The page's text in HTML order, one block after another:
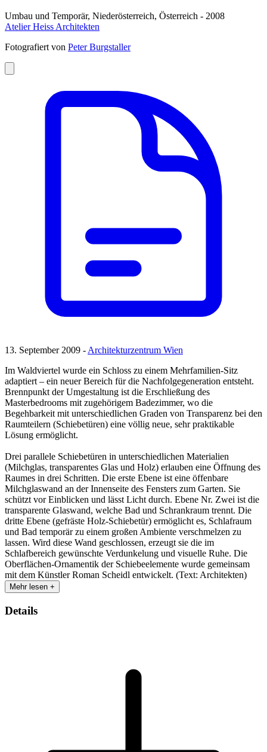
Umbau und Temporär, Niederösterreich, Österreich - 2008
Atelier Heiss Architekten
Fotografiert von Peter Burgstaller
13. September 2009 -Architekturzentrum Wien
Im Waldviertel wurde ein Schloss zu einem Mehrfamilien-Sitz
adaptiert – ein neuer Bereich für die Nachfolgegeneration entsteht.
Brennpunkt der Umgestaltung ist die Erschließung des
Masterbedrooms mit zugehörigem Badezimmer, wo die
Begehbarkeit mit unterschiedlichen Graden von Transparenz bei den
Raumteilern (Schiebetüren) eine völlig neue, sehr praktikable
Lösung ermöglicht.
Drei parallele Schiebetüren in unterschiedlichen Materialien
(Milchglas, transparentes Glas und Holz) erlauben eine Öffnung des
Raumes in drei Schritten. Die erste Ebene ist eine öffenbare
Milchglaswand an der Innenseite des Fensters zum Garten. Sie
schützt vor Einblicken und lässt Licht durch. Ebene Nr. Zwei ist die
transparente Glaswand, welche Bad und Schrankraum trennt. Die
dritte Ebene (gefräste Holz-Schiebetür) ermöglicht es, Schlafraum
und Bad temporär zu einem großen Ambiente verschmelzen zu
lassen. Wird diese Wand geschlossen, erzeugt sie die im
Schlafbereich gewünschte Verdunkelung und visuelle Ruhe. Die
Oberflächen-Ornamentik der Schiebeelemente wurde gemeinsam
mit dem Künstler Roman Scheidl entwickelt. (Text: Architekten)
Mehr lesen +
Details